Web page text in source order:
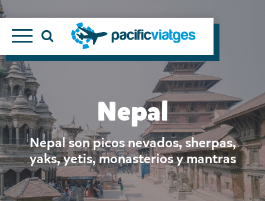
Nepal
Nepal son picos nevados, sherpas,
yaks, yetis, monasterios y mantras